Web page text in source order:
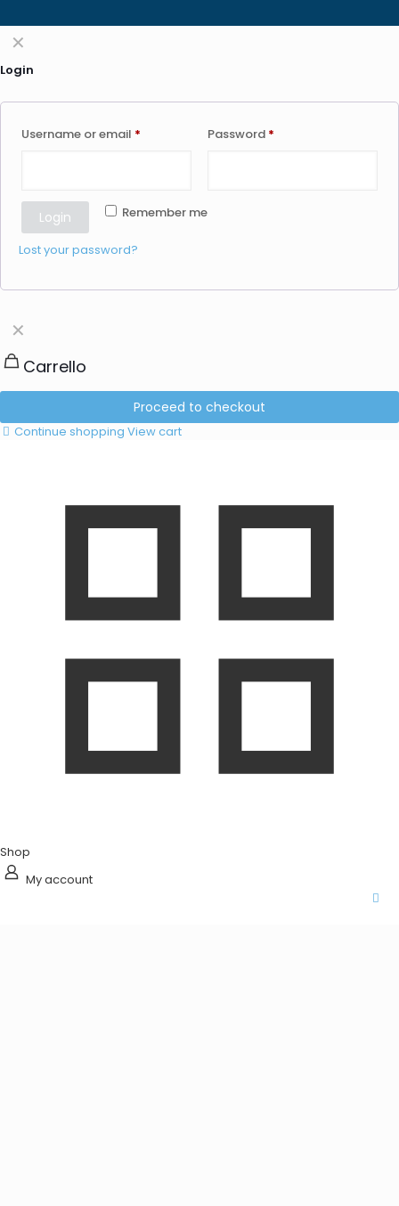
✕
Login
Username or email * Password *
Remember me
Login
Lost your password?
✕
Carrello
Proceed to checkout
Continue shopping View cart
Shop
My account